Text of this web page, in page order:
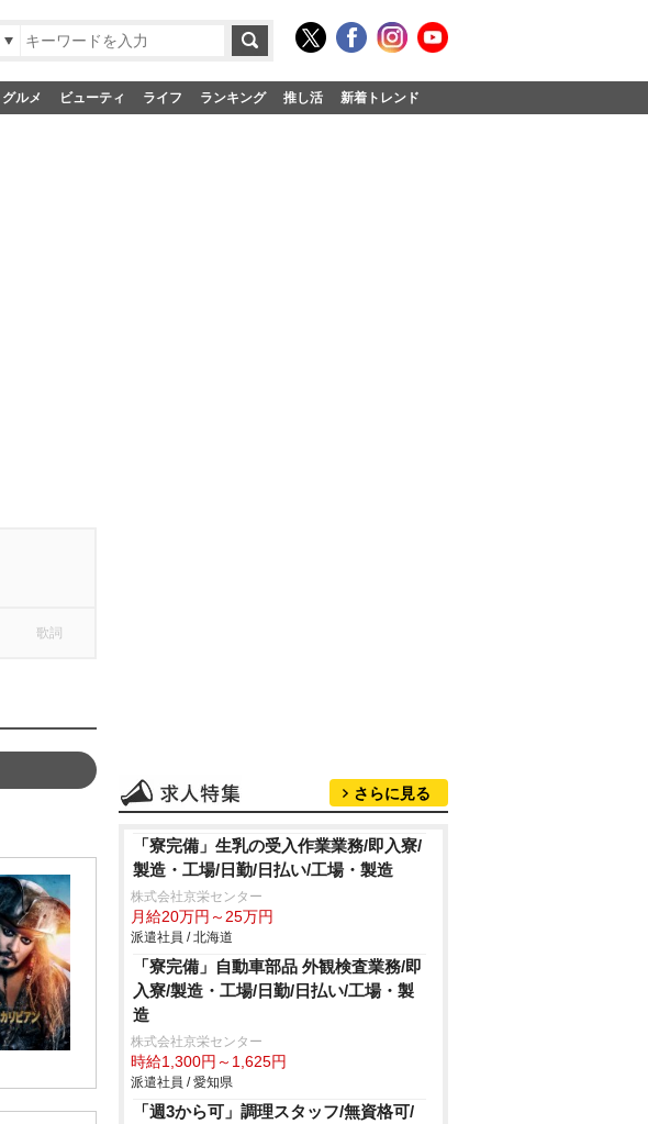
グルメ ビューティ ライフ ランキング 推し活 新着トレンド
歌詞
さらに見る
「寮完備」生乳の受入作業業務/即入寮/
製造・工場/日勤/日払い/工場・製造
株式会社京栄センター
月給20万円～25万円
派遣社員 / 北海道
「寮完備」自動車部品 外観検査業務/即
入寮/製造・工場/日勤/日払い/工場・製
造
株式会社京栄センター
時給1,300円～1,625円
派遣社員 / 愛知県
「週3から可」調理スタッフ/無資格可/